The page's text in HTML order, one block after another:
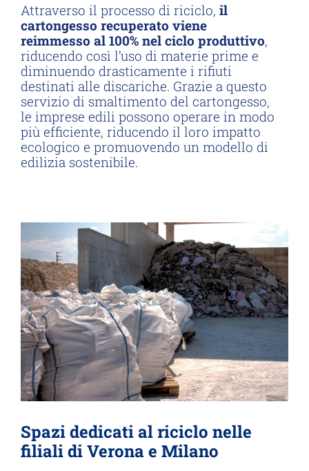
Attraverso il processo di riciclo, il
cartongesso recuperato viene
reimmesso al 100% nel ciclo produttivo,
riducendo così l’uso di materie prime e
diminuendo drasticamente i rifiuti
destinati alle discariche. Grazie a questo
servizio di smaltimento del cartongesso,
le imprese edili possono operare in modo
più efficiente, riducendo il loro impatto
ecologico e promuovendo un modello di
edilizia sostenibile.
Spazi dedicati al riciclo nelle
filiali di Verona e Milano